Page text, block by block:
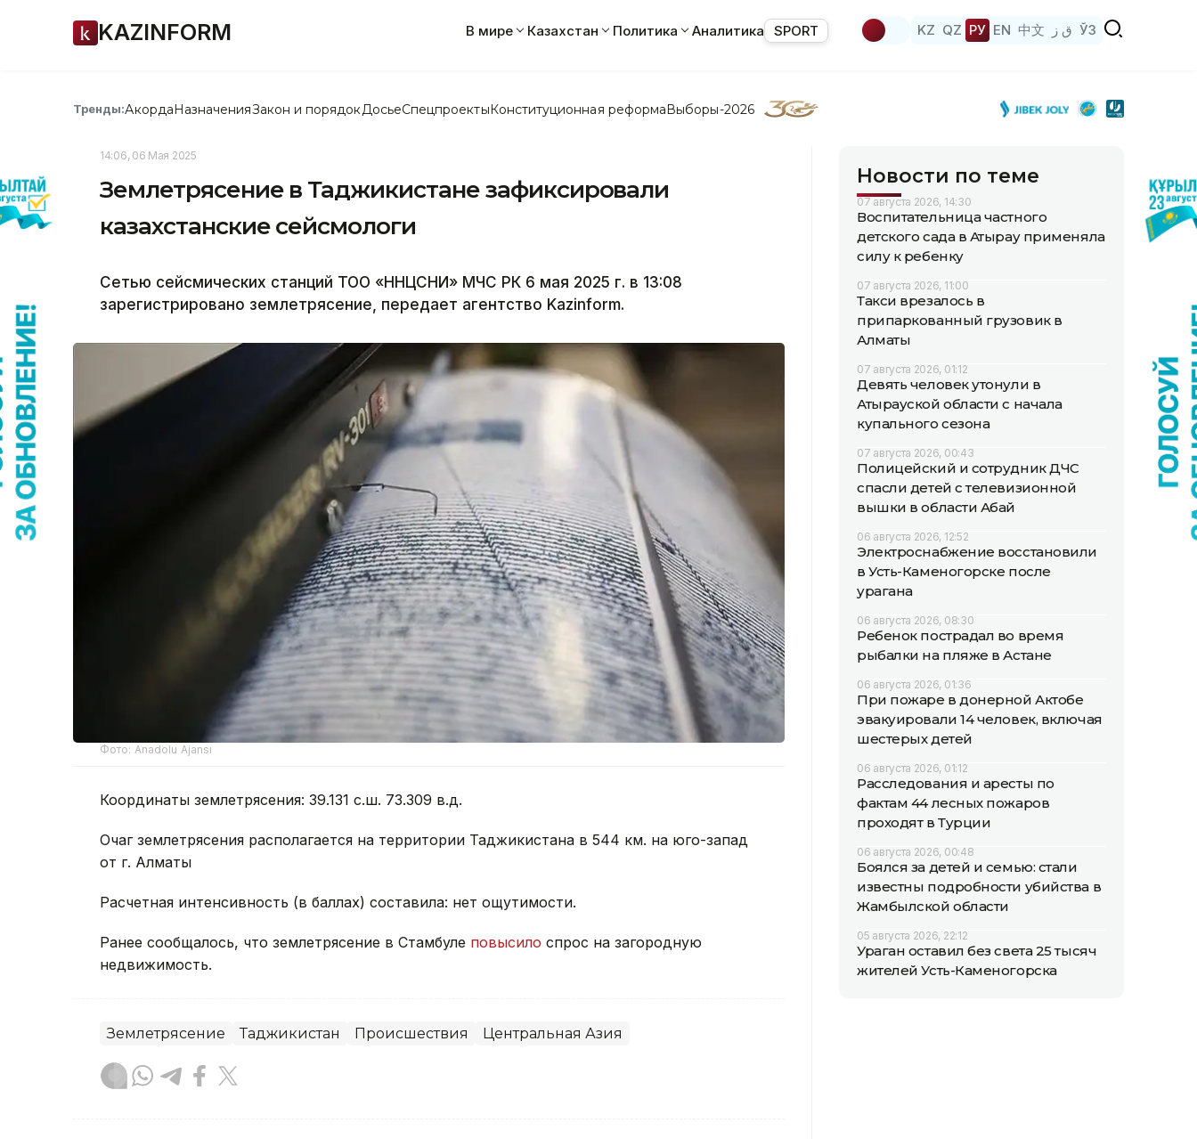
KAZINFORM В мире Казахстан Политика Аналитика SPORT KZ QZ РУ EN 中文 ق ز ЎЗ
Тренды:АкордаНазначенияЗакон и порядок ДосьеСпецпроектыКонституционная реформаВыборы-2026
14:06, 06 Мая 2025
Землетрясение в Таджикистане зафиксировали
казахстанские сейсмологи
Сетью сейсмических станций ТОО «ННЦСНИ» МЧС РК 6 мая 2025 г. в 13:08
зарегистрировано землетрясение, передает агентство Kazinform.
Фото: Anadolu Ajansı
Координаты землетрясения: 39.131 с.ш. 73.309 в.д.
Очаг землетрясения располагается на территории Таджикистана в 544 км. на юго-запад
от г. Алматы
Расчетная интенсивность (в баллах) составила: нет ощутимости.
Ранее сообщалось, что землетрясение в Стамбуле повысило спрос на загородную
недвижимость.
Землетрясение Таджикистан Происшествия Центральная Азия
Новости по теме
07 августа 2026, 14:30
Воспитательница частного
детского сада в Атырау применяла
силу к ребенку
07 августа 2026, 11:00
Такси врезалось в
припаркованный грузовик в
Алматы
07 августа 2026, 01:12
Девять человек утонули в
Атырауской области с начала
купального сезона
07 августа 2026, 00:43
Полицейский и сотрудник ДЧС
спасли детей с телевизионной
вышки в области Абай
06 августа 2026, 12:52
Электроснабжение восстановили
в Усть-Каменогорске после
урагана
06 августа 2026, 08:30
Ребенок пострадал во время
рыбалки на пляже в Астане
06 августа 2026, 01:36
При пожаре в донерной Актобе
эвакуировали 14 человек, включая
шестерых детей
06 августа 2026, 01:12
Расследования и аресты по
фактам 44 лесных пожаров
проходят в Турции
06 августа 2026, 00:48
Боялся за детей и семью: стали
известны подробности убийства в
Жамбылской области
05 августа 2026, 22:12
Ураган оставил без света 25 тысяч
жителей Усть-Каменогорска